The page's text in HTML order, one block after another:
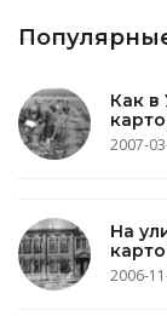
Как в
2007-
На
2006-